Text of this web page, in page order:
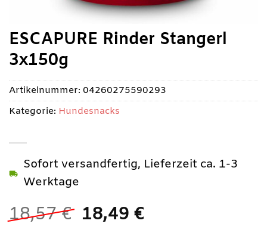
ESCAPURE Rinder Stangerl
3x150g
18,57€ Ursprünglicher
18,49 €Aktueller
Sofort versandfertig, Lieferzeit ca. 1-3
Werktage
Artikelnummer: 04260275590293
Kategorie: Hundesnacks